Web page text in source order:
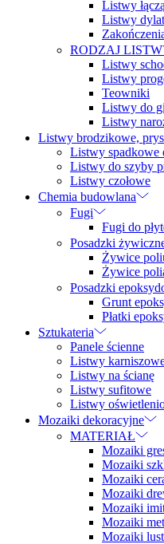
Listwy
Listwy
RODZAJ
Listwy
Listwy
Teowniki
Listwy do
Listwy
Listwy brodzikowe,
Listwy spadkowe
Listwy do szyby
Listwy czołowe
Chemia budowlana
Fugi
Fugi do
Posadzki
Żywice
Żywice
Posadzki
Grunt
Płatki
Sztukateria
Panele ścienne
Listwy
Listwy na ścianę
Listwy sufitowe
Listwy
Mozaiki dekoracyjne
MATERIAŁ
Mozaiki
Mozaiki
Mozaiki
Mozaiki
Mozaiki
Mozaiki
Mozaiki